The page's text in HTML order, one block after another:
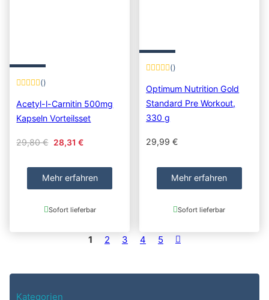
()
Acetyl-l-Carnitin 500mg
Kapseln Vorteilsset
29,80€ Original price was: 29,80 €.
28,31€Current price is: 28,31 €.
Mehr erfahren
Sofort lieferbar
()
Optimum Nutrition Gold
Standard Pre Workout,
330 g
29,99€
Mehr erfahren
Sofort lieferbar
1 2 3 4 5
Kategorien